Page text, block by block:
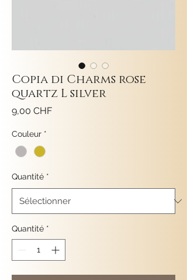
Copia di Charms rose
quartz L silver
9,00 CHFPrix
Couleur *
Quantité *
Quantité *